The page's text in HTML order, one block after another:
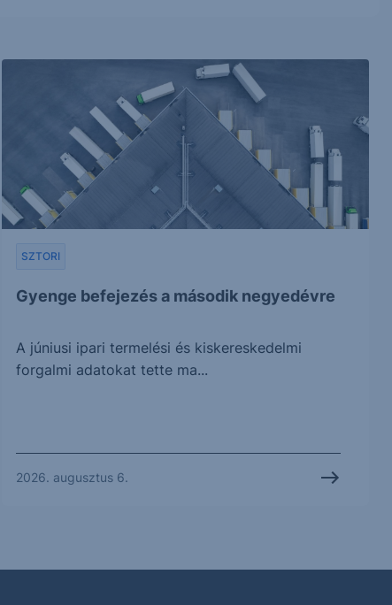
Gyenge befejezés a második negyedévre
SZTORI
A júniusi ipari termelési és kiskereskedelmi
forgalmi adatokat tette ma...
2026. augusztus 6.